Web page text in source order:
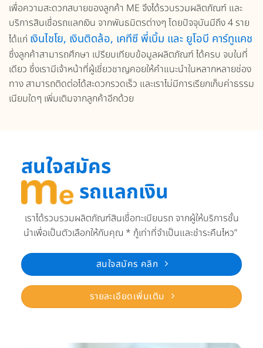
เพื่อความสะดวกสบายของลูกค้า ME จึงได้รวบรวมผลิตภัณฑ์ และ
บริการสินเชื่อรถแลกเงิน จากพันธมิตรต่างๆ โดยปัจจุบันมีถึง 4 ราย
ได้แก่ เงินไชโย, เงินติดล้อ, เคทีซี พี่เบิ้ม และ ยูโอบี คาร์ทูแคช
ซึ่งลูกค้าสามารถศึกษา เปรียบเทียบข้อมูลผลิตภัณฑ์ ได้ครบ จบในที่
เดียว ซึ่งเรามีเจ้าหน้าที่ผู้เชี่ยวชาญคอยให้คำแนะนำในหลากหลายช่อง
ทาง สามารถติดต่อได้สะดวกรวดเร็ว และเราไม่มีการเรียกเก็บค่าธรรม
เนียมใดๆ เพิ่มเติมจากลูกค้าอีกด้วย
สนใจสมัคร
รถแลกเงิน
เราได้รวบรวมผลิตภัณฑ์สินเชื่อทะเบียนรถ จากผู้ให้บริการชั้น
นำเพื่อเป็นตัวเลือกให้กับคุณ * กู้เท่าที่จำเป็นและชำระคืนไหว”
สนใจสมัคร คลิก
รายละเอียดเพิ่มเติม